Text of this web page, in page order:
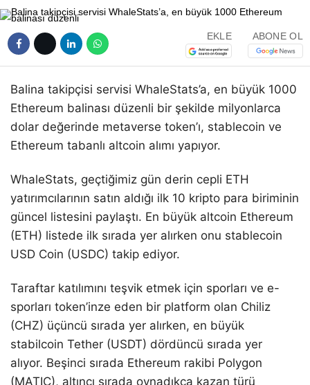
EKLE ABONE OL
Balina takipçisi servisi WhaleStats’a, en büyük 1000
Ethereum balinası düzenli bir şekilde milyonlarca
dolar değerinde metaverse token’ı, stablecoin ve
Ethereum tabanlı altcoin alımı yapıyor.
WhaleStats, geçtiğimiz gün derin cepli ETH
yatırımcılarının satın aldığı ilk 10 kripto para biriminin
güncel listesini paylaştı. En büyük altcoin Ethereum
(ETH) listede ilk sırada yer alırken onu stablecoin
USD Coin (USDC) takip ediyor.
Taraftar katılımını teşvik etmek için sporları ve e-
sporları token’inze eden bir platform olan Chiliz
(CHZ) üçüncü sırada yer alırken, en büyük
stabilcoin Tether (USDT) dördüncü sırada yer
alıyor. Beşinci sırada Ethereum rakibi Polygon
(MATIC), altıncı sırada oynadıkça kazan türü